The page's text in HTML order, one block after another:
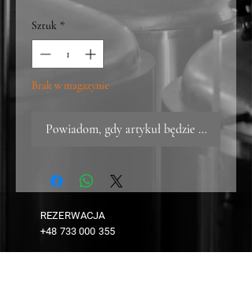
Sztuk *
Brak w magazynie
Powiadom, gdy artykuł będzie dostępny
REZERWACJA
+48 733 000 355